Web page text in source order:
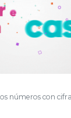
números con